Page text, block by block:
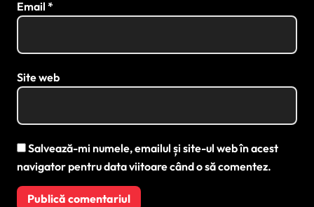
Email *
Site web
Salvează-mi numele, emailul și site-ul web în acest
navigator pentru data viitoare când o să comentez.